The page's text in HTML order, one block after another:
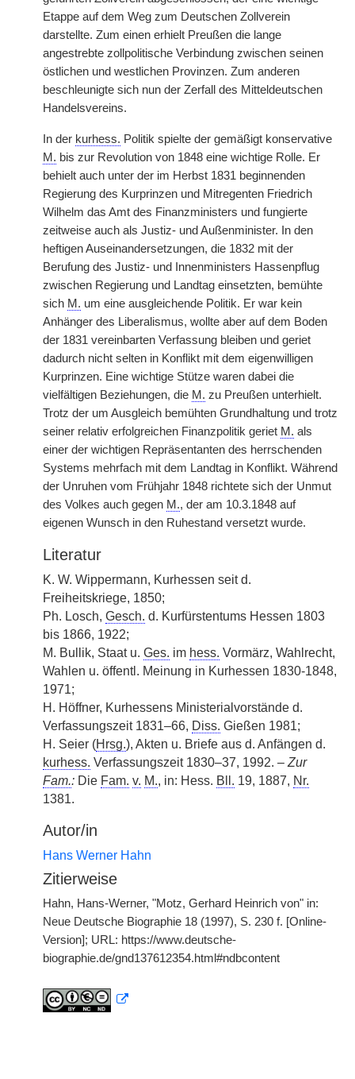
Etappe auf dem Weg zum Deutschen Zollverein
darstellte. Zum einen erhielt Preußen die lange
angestrebte zollpolitische Verbindung zwischen seinen
östlichen und westlichen Provinzen. Zum anderen
beschleunigte sich nun der Zerfall des Mitteldeutschen
Handelsvereins.
In der kurhess. Politik spielte der gemäßigt konservative
M. bis zur Revolution von 1848 eine wichtige Rolle. Er
behielt auch unter der im Herbst 1831 beginnenden
Regierung des Kurprinzen und Mitregenten Friedrich
Wilhelm das Amt des Finanzministers und fungierte
zeitweise auch als Justiz- und Außenminister. In den
heftigen Auseinandersetzungen, die 1832 mit der
Berufung des Justiz- und Innenministers Hassenpflug
zwischen Regierung und Landtag einsetzten, bemühte
sich M. um eine ausgleichende Politik. Er war kein
Anhänger des Liberalismus, wollte aber auf dem Boden
der 1831 vereinbarten Verfassung bleiben und geriet
dadurch nicht selten in Konflikt mit dem eigenwilligen
Kurprinzen. Eine wichtige Stütze waren dabei die
vielfältigen Beziehungen, die M. zu Preußen unterhielt.
Trotz der um Ausgleich bemühten Grundhaltung und trotz
seiner relativ erfolgreichen Finanzpolitik geriet M. als
einer der wichtigen Repräsentanten des herrschenden
Systems mehrfach mit dem Landtag in Konflikt. Während
der Unruhen vom Frühjahr 1848 richtete sich der Unmut
des Volkes auch gegen M., der am 10.3.1848 auf
eigenen Wunsch in den Ruhestand versetzt wurde.
Literatur
K. W. Wippermann, Kurhessen seit d.
Freiheitskriege, 1850;
Ph. Losch, Gesch. d. Kurfürstentums Hessen 1803
bis 1866, 1922;
M. Bullik, Staat u. Ges. im hess. Vormärz, Wahlrecht,
Wahlen u. öffentl. Meinung in Kurhessen 1830-1848,
1971;
H. Höffner, Kurhessens Ministerialvorstände d.
Verfassungszeit 1831–66, Diss. Gießen 1981;
H. Seier (Hrsg.), Akten u. Briefe aus d. Anfängen d.
kurhess. Verfassungszeit 1830–37, 1992. – Zur
Fam.: Die Fam. v. M., in: Hess. Bll. 19, 1887, Nr.
1381.
Autor/in
Hans Werner Hahn
Zitierweise
Hahn, Hans-Werner, "Motz, Gerhard Heinrich von" in:
Neue Deutsche Biographie 18 (1997), S. 230 f. [Online-
Version]; URL: https://www.deutsche-
biographie.de/gnd137612354.html#ndbcontent